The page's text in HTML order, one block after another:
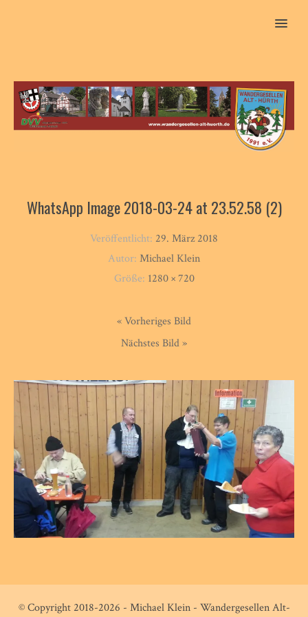
MENU
WhatsApp Image 2018-03-24 at 23.52.58 (2)
Veröffentlicht: 29. März 2018
Autor: Michael Klein
Größe: 1280 × 720
« Vorheriges Bild
Nächstes Bild »
© Copyright 2018-2026 - Michael Klein - Wandergesellen Alt-